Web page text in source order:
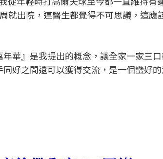
就出院，連醫生都覺得不可思議，這應
華』是我提出的概念，讓全家一家三
好之間還可以獲得交流，是一個蠻好的